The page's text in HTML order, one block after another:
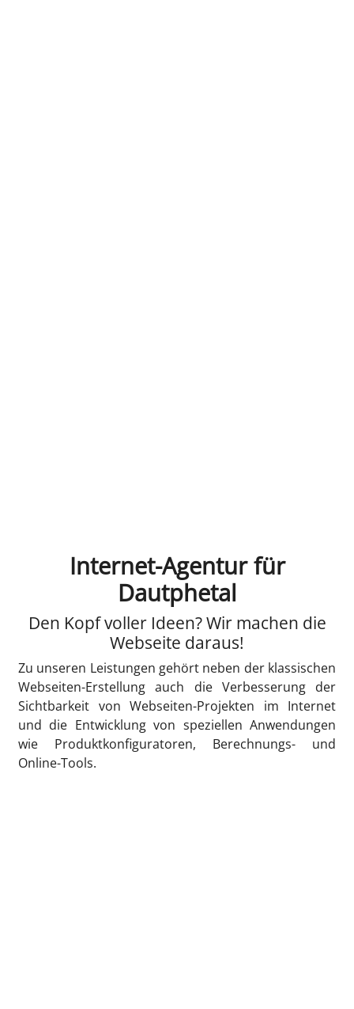
Internet-Agentur für
Dautphetal
Den Kopf voller Ideen? Wir machen die
Webseite daraus!
Zu unseren Leistungen gehört neben der klassischen
Webseiten-Erstellung auch die Verbesserung der
Sichtbarkeit von Webseiten-Projekten im Internet
und die Entwicklung von speziellen Anwendungen
wie Produktkonfiguratoren, Berechnungs- und
Online-Tools.